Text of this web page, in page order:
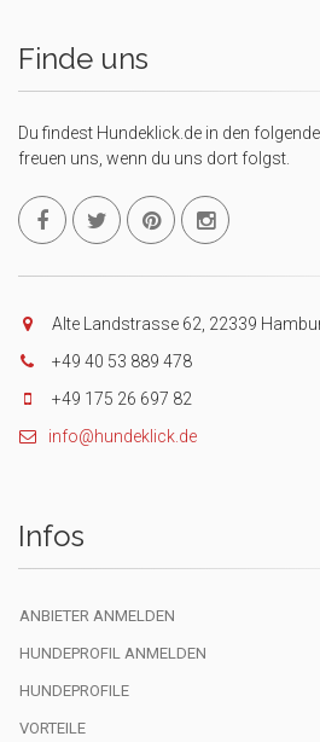
Finde uns
Du findest Hundeklick.de in den
freuen uns, wenn du uns dort folgst.
Alte Landstrasse 62, 22339
+49 40 53 889 478
+49 175 26 697 82
info@hundeklick.de
Infos
ANBIETER ANMELDEN
HUNDEPROFIL ANMELDEN
HUNDEPROFILE
VORTEILE